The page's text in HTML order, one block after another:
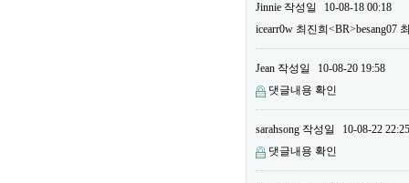
Jinnie 작성일
10-08-18 00:18
icearr0w 최진희<BR>besang07
Jean 작성일
10-08-20 19:58
댓글내용 확인
sarahsong 작성일
10-08-22 22:25
댓글내용 확인